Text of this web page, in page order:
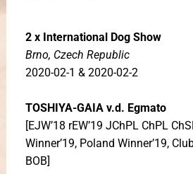
2 x International Dog Show
Brno, Czech Republic
2020-02-1 & 2020-02-2
TOSHIYA-GAIA v.d. Egmato
[EJW’18 rEW’19 JChPL ChPL
Winner’19, Poland Winner’19,
BOB]